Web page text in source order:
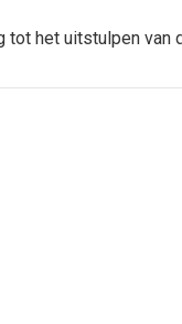
het uitstulpen van